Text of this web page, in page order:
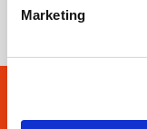
Marketing